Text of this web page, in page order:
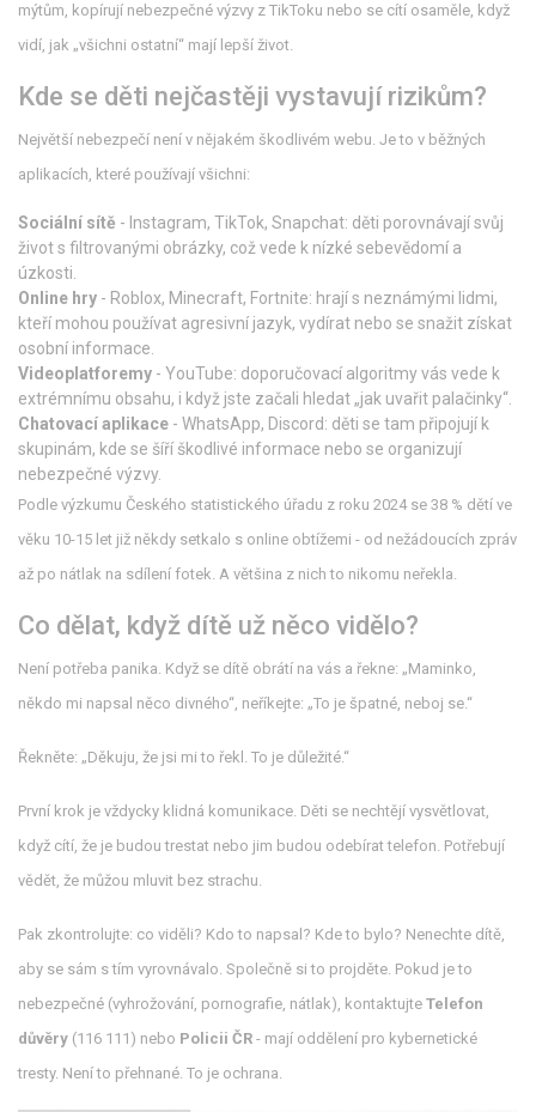
mýtům, kopírují nebezpečné výzvy z TikToku nebo se cítí osaměle, když
vidí, jak „všichni ostatní“ mají lepší život.
Kde se děti nejčastěji vystavují rizikům?
Největší nebezpečí není v nějakém škodlivém webu. Je to v běžných
aplikacích, které používají všichni:
Sociální sítě - Instagram, TikTok, Snapchat: děti porovnávají svůj
život s filtrovanými obrázky, což vede k nízké sebevědomí a
úzkosti.
Online hry - Roblox, Minecraft, Fortnite: hrají s neznámými lidmi,
kteří mohou používat agresivní jazyk, vydírat nebo se snažit získat
osobní informace.
Videoplatforemy - YouTube: doporučovací algoritmy vás vede k
extrémnímu obsahu, i když jste začali hledat „jak uvařit palačinky“.
Chatovací aplikace - WhatsApp, Discord: děti se tam připojují k
skupinám, kde se šíří škodlivé informace nebo se organizují
nebezpečné výzvy.
Podle výzkumu Českého statistického úřadu z roku 2024 se 38 % dětí ve
věku 10-15 let již někdy setkalo s online obtížemi - od nežádoucích zpráv
až po nátlak na sdílení fotek. A většina z nich to nikomu neřekla.
Co dělat, když dítě už něco vidělo?
Není potřeba panika. Když se dítě obrátí na vás a řekne: „Maminko,
někdo mi napsal něco divného“, neříkejte: „To je špatné, neboj se.“
Řekněte: „Děkuju, že jsi mi to řekl. To je důležité.“
První krok je vždycky klidná komunikace. Děti se nechtějí vysvětlovat,
když cítí, že je budou trestat nebo jim budou odebírat telefon. Potřebují
vědět, že můžou mluvit bez strachu.
Pak zkontrolujte: co viděli? Kdo to napsal? Kde to bylo? Nenechte dítě,
aby se sám s tím vyrovnávalo. Společně si to projděte. Pokud je to
nebezpečné (vyhrožování, pornografie, nátlak), kontaktujte Telefon
důvěry (116 111) nebo Policii ČR - mají oddělení pro kybernetické
tresty. Není to přehnané. To je ochrana.